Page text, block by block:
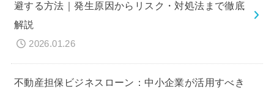
避する方法｜発生原因からリスク・対処法まで徹底
解説
2026.01.26
不動産担保ビジネスローン：中小企業が活用すべき